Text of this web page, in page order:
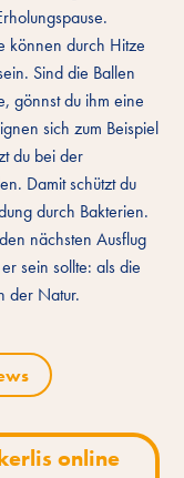
können durch Hitze
Sind die Ballen
gönnst du ihm eine
sich zum Beispiel
du bei der
Damit schützt du
durch Bakterien.
nächsten Ausflug
sein sollte: als die
der Natur.
online